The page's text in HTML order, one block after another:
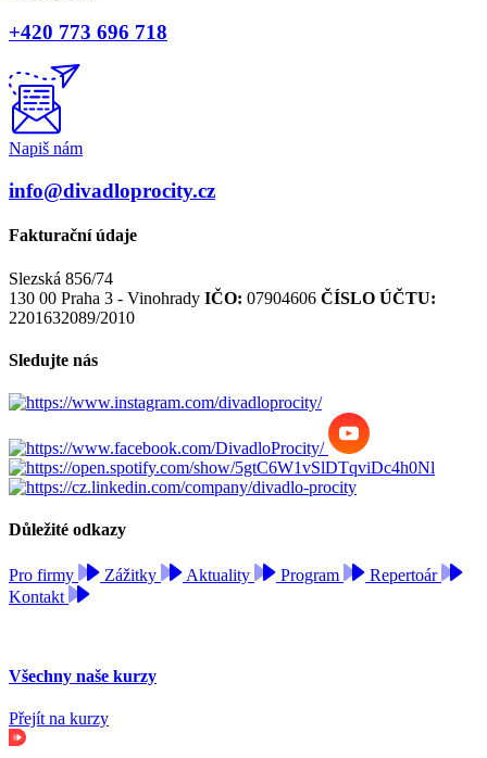
+420 773 696 718
Napiš nám
info@divadloprocity.cz
Fakturační údaje
Slezská 856/74
130 00 Praha 3 - Vinohrady IČO: 07904606 ČÍSLO ÚČTU:
2201632089/2010
Sledujte nás
Důležité odkazy
Pro firmy Zážitky Aktuality Program
Repertoár
Kontakt
Všechny naše kurzy
Přejít na kurzy